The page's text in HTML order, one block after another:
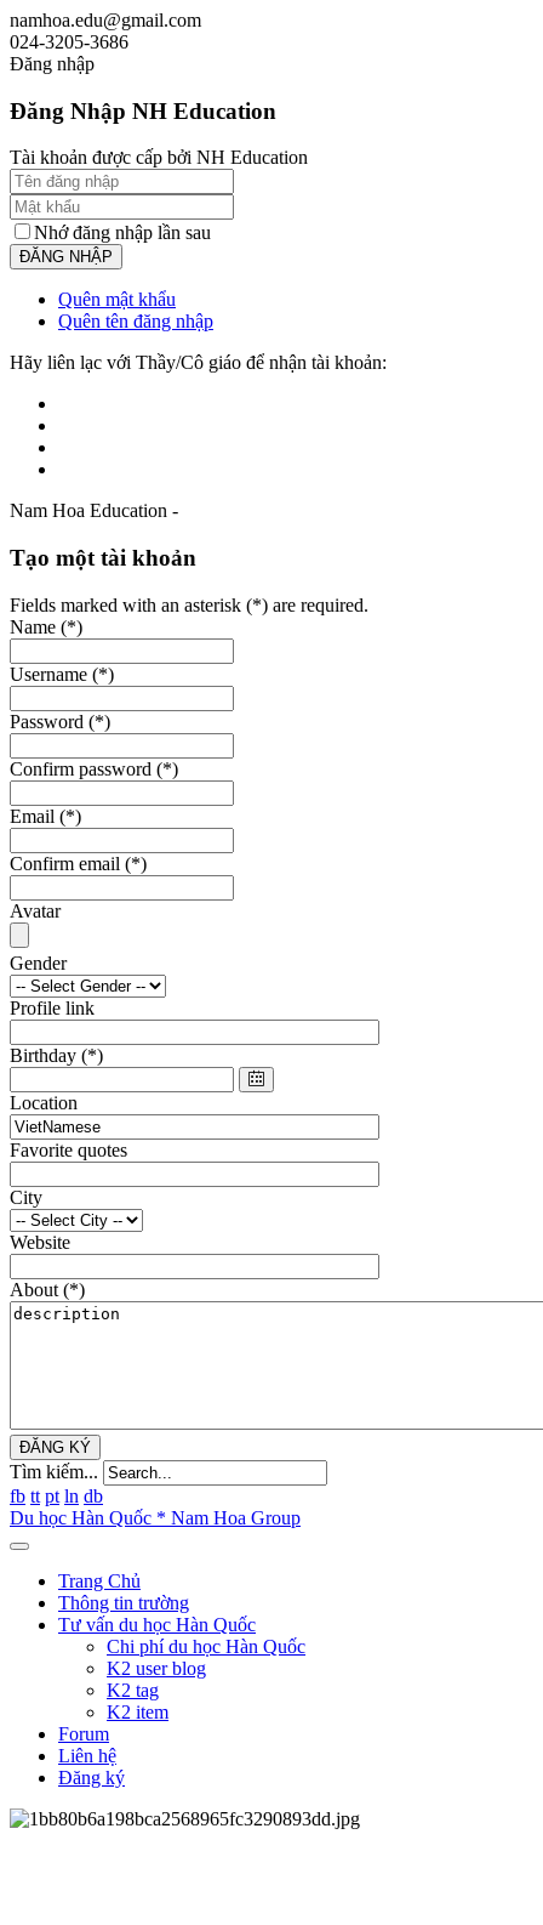
namhoa.edu@gmail.com
024-3205-3686
Đăng nhập
Đăng Nhập NH Education
Tài khoản được cấp bởi NH Education
Nhớ đăng nhập lần sau
Quên mật khẩu
Quên tên đăng nhập
Hãy liên lạc với Thầy/Cô giáo để nhận tài khoản:
Nam Hoa Education -
Tạo một tài khoản
Fields marked with an asterisk (*) are required.
Name (*)
Username (*)
Password (*)
Confirm password (*)
Email (*)
Confirm email (*)
Avatar
Gender
Profile link
Birthday (*)
Location
Favorite quotes
City
Website
About (*)
ĐĂNG KÝ
Tìm kiếm...
fb tt pt ln db
Du học Hàn Quốc * Nam Hoa Group
Trang Chủ
Thông tin trường
Tư vấn du học Hàn Quốc
Chi phí du học Hàn Quốc
K2 user blog
K2 tag
K2 item
Forum
Liên hệ
Đăng ký